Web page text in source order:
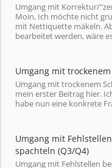
Umgang mit Korrektur/
Moin, Ich möchte nicht
mit Nettiquette mäkeln.
bearbeitet werden, wäre
Umgang mit
Umgang mit trockenem
mein erster Beitrag hier.
habe nun eine konkrete
Umgang mit
spachteln (Q3/Q4)
Umgang mit Fehlstellen